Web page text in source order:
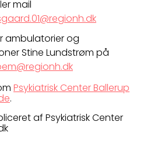
mail
og
Stine Lundstrøm på
Psykiatrisk Center Ballerup
.
af Psykiatrisk Center